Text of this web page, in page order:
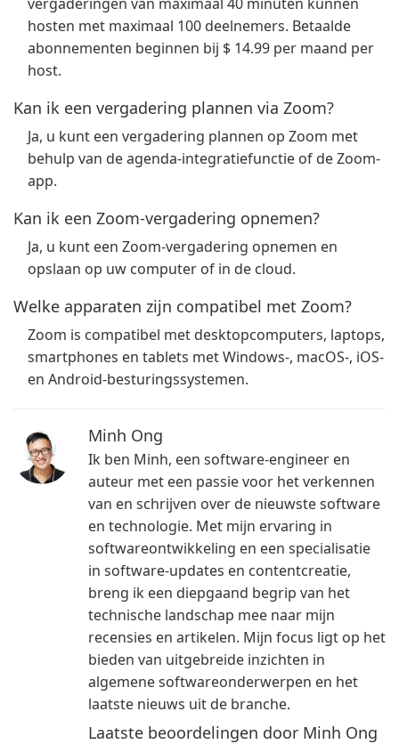
hosten met maximaal 100 deelnemers. Betaalde
abonnementen beginnen bij $ 14.99 per maand per
host.
Kan ik een vergadering plannen via Zoom?
Ja, u kunt een vergadering plannen op Zoom met
behulp van de agenda-integratiefunctie of de Zoom-
app.
Kan ik een Zoom-vergadering opnemen?
Ja, u kunt een Zoom-vergadering opnemen en
opslaan op uw computer of in de cloud.
Welke apparaten zijn compatibel met Zoom?
Zoom is compatibel met desktopcomputers, laptops,
smartphones en tablets met Windows-, macOS-, iOS-
en Android-besturingssystemen.
Minh Ong
Ik ben Minh, een software-engineer en
auteur met een passie voor het verkennen
van en schrijven over de nieuwste software
en technologie. Met mijn ervaring in
softwareontwikkeling en een specialisatie
in software-updates en contentcreatie,
breng ik een diepgaand begrip van het
technische landschap mee naar mijn
recensies en artikelen. Mijn focus ligt op het
bieden van uitgebreide inzichten in
algemene softwareonderwerpen en het
laatste nieuws uit de branche.
Laatste beoordelingen door Minh Ong